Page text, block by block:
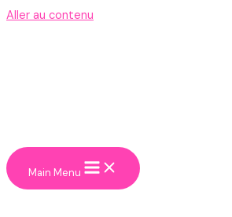
Aller au contenu
Main Menu